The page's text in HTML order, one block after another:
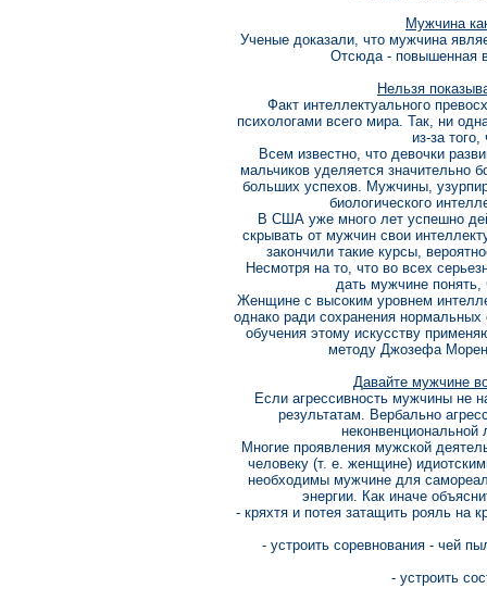
Мужчина
Ученые доказали, что мужчина
Отсюда - повышенная
Нельзя
Факт интеллектуального
психологами всего мира. Так, ни
из-за
Всем известно, что девочки
мальчиков уделяется значительно
больших успехов. Мужчины,
биологического
В США уже много лет успешно
скрывать от мужчин свои
закончили такие курсы,
Несмотря на то, что во всех
дать мужчине
Женщине с высоким уровнем
однако ради сохранения
обучения этому искусству
методу Джозефа
Давайте мужчине
Если агрессивность мужчины не
результатам. Вербально
неконвенциональной
Многие проявления мужской
человеку (т. е. женщине)
необходимы мужчине для
энергии. Как иначе
- кряхтя и потея затащить рояль на
- устроить соревнования - чей
- устроить